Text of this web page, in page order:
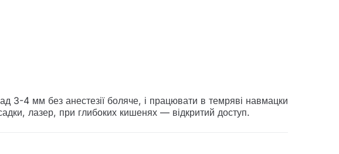
3-4 мм без анестезії боляче, і працювати в темряві навмацки
лазер, при глибоких кишенях — відкритий доступ.